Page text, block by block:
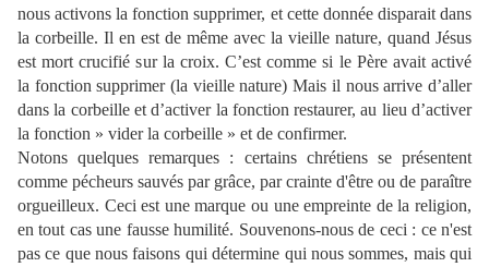
nous activons la fonction supprimer, et cette donnée disparait dans
la corbeille. Il en est de même avec la vieille nature, quand Jésus
est mort crucifié sur la croix. C’est comme si le Père avait activé
la fonction supprimer (la vieille nature) Mais il nous arrive d’aller
dans la corbeille et d’activer la fonction restaurer, au lieu d’activer
la fonction » vider la corbeille » et de confirmer.
Notons quelques remarques : certains chrétiens se présentent
comme pécheurs sauvés par grâce, par crainte d'être ou de paraître
orgueilleux. Ceci est une marque ou une empreinte de la religion,
en tout cas une fausse humilité. Souvenons-nous de ceci : ce n'est
pas ce que nous faisons qui détermine qui nous sommes, mais qui